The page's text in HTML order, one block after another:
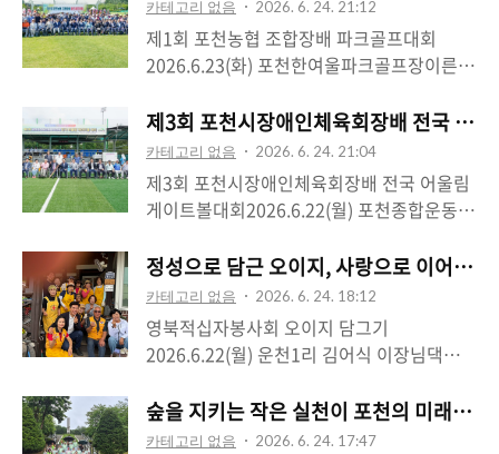
마음을 전했습니다. 한 단체의 회장을 맡는다
는 것은 이름 앞에 직함 하나가 더해지는 일
이 아니라, 회원들의 어려움을 먼저 듣고 농
가의 현실을 함께 짊어지는 일이라고 생각합
니다. 최명회 회장님께서 묵묵히 이어오신 노
고가 있었기에 포천 낙농·육우 농가의 목소
리도 더욱 단단하게 모일 수 있었습니다.낙농
과 육우 산업은 우리 식탁을 지키는 중요한
다. 사료값과 생산비 부담, 축산환경 변화, 방
역과 위생관리, 후계농 문제까지 농가가 감당
해야 할 과제들이 많습니다...
카테고리 없음 2026. 6. 24. 21:12
제1회 포천농협 조합장배 파크골프대회
2026.6.23(화) 포천한여울파크골프장이른
합원 여러분의 밝은 인사와 활기찬 웃음이 가
득했습니다. 올해 처음 열린 이번 대회에는
조합원 100여 명이 함께하고, 그중 80여 명
의 선수들이 직접 경기에 출전해 더 의미 있
는 출발을 알렸습니다. 첫 대회라는 설렘 속
에서도 서로를 응원하고 격려하는 모습이 참
보기 좋았습니다.파크골프는 무리 없이 몸을
움직이면서도 함께 걷고 대화하며 정을 나눌
수 있는 운동입니다. 100세 시대에 건강을 지
키는 생활체육이자, 조합원들이 자연스럽게
합니다. 오늘 대회 역시 승부를 넘어 포천농
협 조합원 가족이 한마음으로 어울리고 웃을
제3회 포천시장애인체육회장배 전국 어
카테고리 없음 2026. 6. 24. 21:04
제3회 포천시장애인체육회장배 전국 어울림
게이트볼대회2026.6.22(월) 포천종합운동장
는 승부를 겨루는 자리이면서도, 서로를 이해
하고 함께 웃으며 마음을 나누는 시간이었습
니다. 경기장 안에서는 선수분들의 집중력과
열정이 돋보였고, 경기장 밖에서는 서로를 응
원하고 격려하는 따뜻한 모습들이 이어졌습
니다. 한 타 한 타에 신중을 기울이는 모습, 좋
은 플레이가 나올 때마다 함께 박수를 보내는
정성으로 담근 오이지, 사랑으로 이어지는
카테고리 없음 2026. 6. 24. 18:12
영북적십자봉사회 오이지 담그기
2026.6.22(월) 운천1리 김어식 이장님댁이른
회원 여러분께서 한자리에 모여 오이를 씻고
다듬고, 정성껏 오이지를 담그셨습니다. 여름
숲을 지키는 작은 실천이 포천의 미래를
카테고리 없음 2026. 6. 24. 17:47